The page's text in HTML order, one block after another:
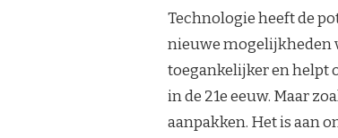
Technologie heeft de
nieuwe mogelijkheden
toegankelijker en helpt
in de 21e eeuw. Maar
aanpakken. Het is aan